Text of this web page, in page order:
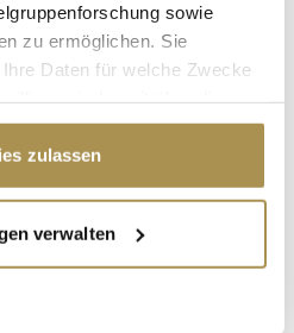
sowie
zu ermöglichen. Sie
Daten für welche Zwecke
Klicken auf das Privacy
widerrufen
Ihre geografische Lage
einige Meter genau sein
zulassen
verwalten